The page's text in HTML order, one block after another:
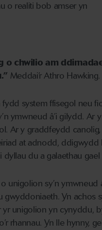
o realiti bob amser yn
o chwilio am
Meddai’r Athro Hawking.
system ffisegol neu
ymwneud â’i gilydd.
Ar y graddfeydd
at adnodd,
du a galaethau gael
sy’n
gwyddoniaeth. Yn
unigolion yn
rhannau. Yn lle hynny,